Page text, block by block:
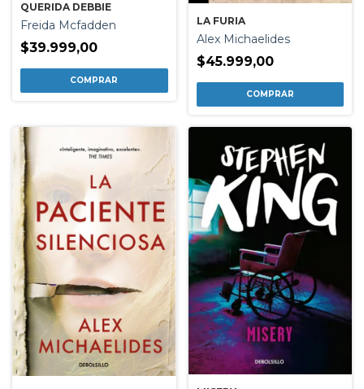
QUERIDA DEBBIE
Freida Mcfadden
$39.999,00
LA FURIA
Alex Michaelides
$45.999,00